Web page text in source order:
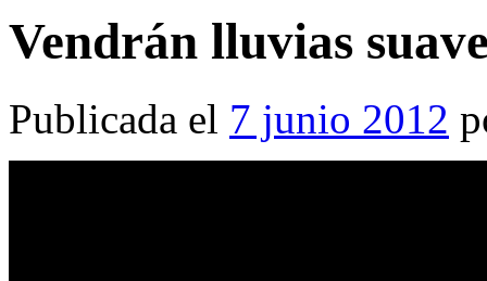
Vendrán lluvias
Publicada el 7 junio 2012